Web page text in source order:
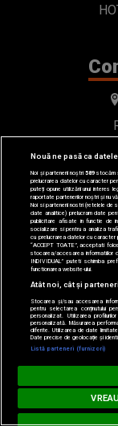
© 2019-2026
Loading... BARĂ
MISHA
Nouă ne pasă ca
Noi și partenerii noștri589stocăm
prelucrarea datelor cu caracter
puteți opune utilizării unui interes
raportate partenerilor noștri și nu
Noi si partenerii nostri (retelele de
date analitice) prelucram date
publicitare afisate in functie de
socializare si pentru a analiza
cu prelucrarea datelor cu
“ACCEPT TOATE”, acceptati
stocarea/accesarea informatiilor
INDIVIDUAL” puteti schimba
functionarea website-ului.
Atât noi, cât și
Stocarea și/sau accesarea
pentru selectarea conținutului
personalizat. Utilizarea
personalizată. Măsurarea
diferite. Utilizarea de date
Date precise de geolocație și
Listă parteneri (furnizori)